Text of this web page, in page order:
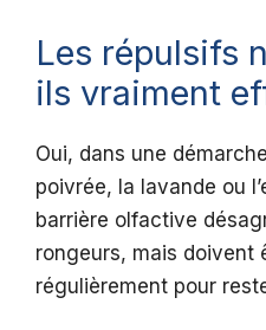
Les répulsifs
ils vraiment
Oui, dans une
poivrée, la lavande ou
barrière olfactive
rongeurs, mais doivent
régulièrement pour